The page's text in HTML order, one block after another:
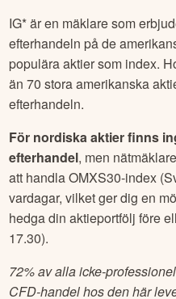
IG* är en mäklare som
efterhandeln på de
populära aktier som index.
än 70 stora amerikanska
efterhandeln.
För nordiska aktier finns
efterhandel, men
att handla OMXS30-index
vardagar, vilket ger dig en
hedga din aktieportfölj före
17.30).
72% av alla icke-
CFD-handel hos den här